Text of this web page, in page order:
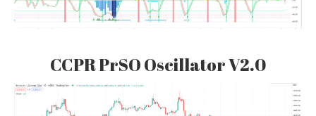
CCPR PrSO Oscillator V2.0